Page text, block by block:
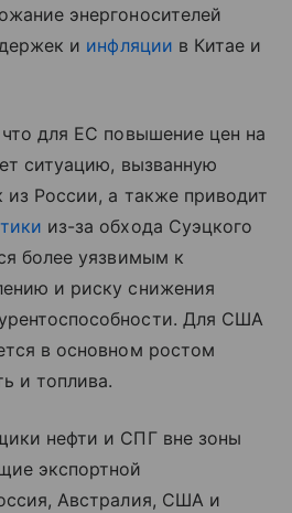
энергоносителей
и инфляции в Китае и
для ЕС повышение цен на
ситуацию, вызванную
России, а также приводит
из-за обхода Суэцкого
более уязвимым к
и риску снижения
Для США
в основном ростом
и топлива.
нефти и СПГ вне зоны
экспортной
Австралия, США и